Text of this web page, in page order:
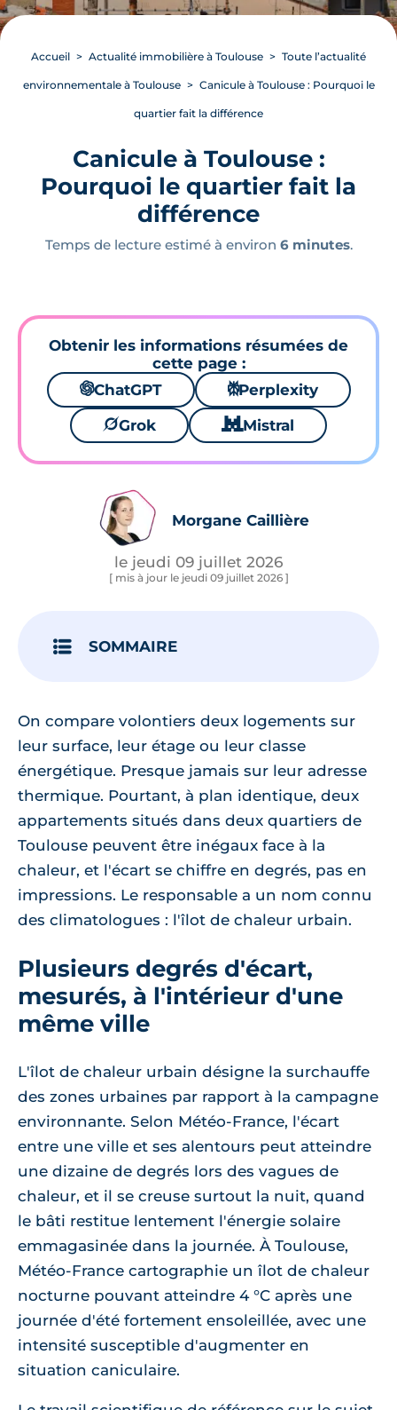
Accueil Actualité immobilière à Toulouse Toute l’actualité
environnementale à Toulouse Canicule à Toulouse : Pourquoi le
quartier fait la différence
Canicule à Toulouse :
Pourquoi le quartier fait la
différence
Temps de lecture estimé à environ 6 minutes.
Obtenir les informations résumées de
cette page :
🌌ChatGPT ⚙Perplexity
🪐Grok 🐱 Mistral
Morgane Caillière
le jeudi 09 juillet 2026
[ mis à jour le jeudi 09 juillet 2026 ]
SOMMAIRE
On compare volontiers deux logements sur
leur surface, leur étage ou leur classe
énergétique. Presque jamais sur leur adresse
thermique. Pourtant, à plan identique, deux
appartements situés dans deux quartiers de
Toulouse peuvent être inégaux face à la
chaleur, et l'écart se chiffre en degrés, pas en
impressions. Le responsable a un nom connu
des climatologues : l'îlot de chaleur urbain.
Plusieurs degrés d'écart,
mesurés, à l'intérieur d'une
même ville
L'îlot de chaleur urbain désigne la surchauffe
des zones urbaines par rapport à la campagne
environnante. Selon Météo-France, l'écart
entre une ville et ses alentours peut atteindre
une dizaine de degrés lors des vagues de
chaleur, et il se creuse surtout la nuit, quand
le bâti restitue lentement l'énergie solaire
emmagasinée dans la journée. À Toulouse,
Météo-France cartographie un îlot de chaleur
nocturne pouvant atteindre 4 °C après une
journée d'été fortement ensoleillée, avec une
intensité susceptible d'augmenter en
situation caniculaire.